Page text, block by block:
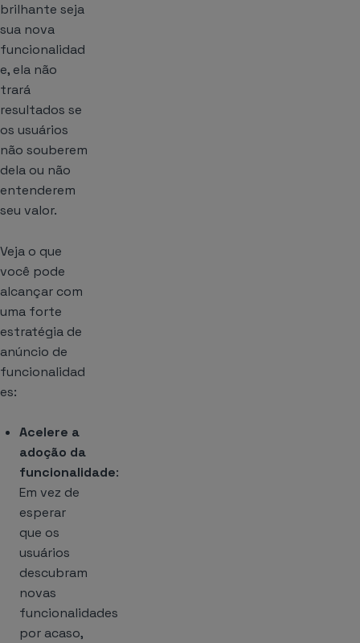
brilhante seja
sua nova
funcionalidad
e, ela não
trará
resultados se
os usuários
não souberem
dela ou não
entenderem
seu valor.
Veja o que
você pode
alcançar com
uma forte
estratégia de
anúncio de
funcionalidad
es:
Acelere a
adoção da
funcionalidade:
Em vez de
esperar
que os
usuários
descubram
novas
funcionalidades
por acaso,